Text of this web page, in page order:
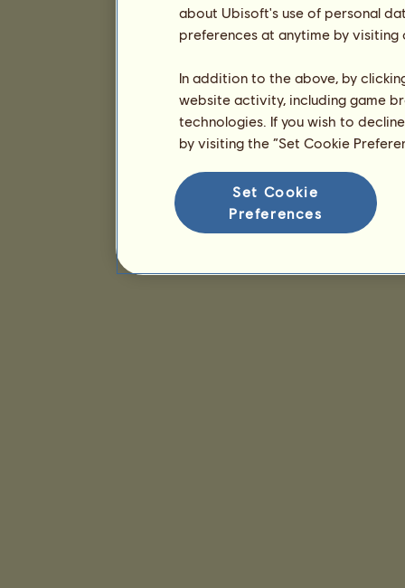
about Ubisoft's use of personal
preferences at anytime by
In addition to the above, by
website activity, including game
technologies. If you wish to
by visiting the “Set Cookie
Set Cookie
Preferences